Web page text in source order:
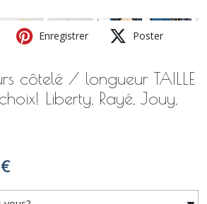
Enregistrer Poster
côtelé / longueur TAILLE
Liberty, Rayé, Jouy,
€